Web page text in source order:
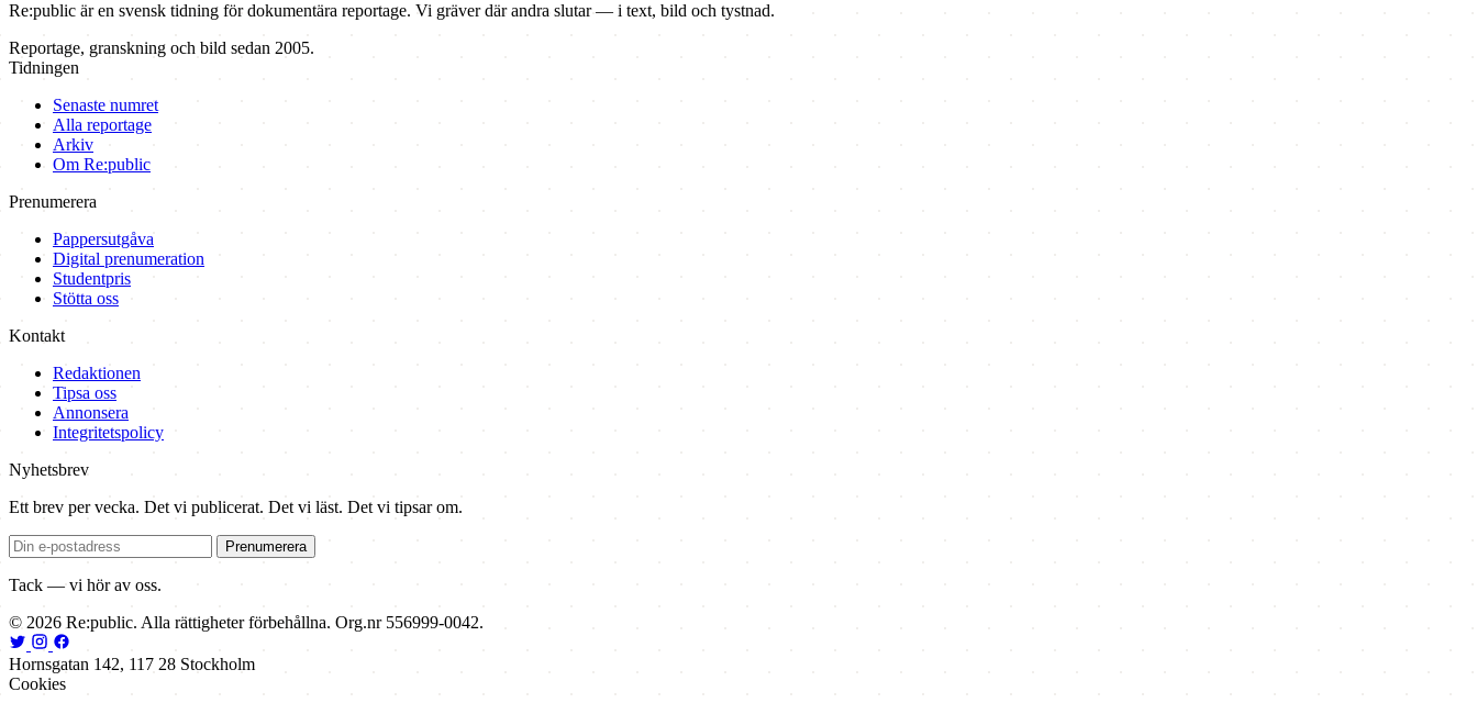
Re:public är en svensk tidning för dokumentära reportage. Vi gräver där andra slutar — i text, bild och tystnad.
Reportage, granskning och bild sedan 2005.
Tidningen
Senaste numret
Alla reportage
Arkiv
Om Re:public
Prenumerera
Pappersutgåva
Digital prenumeration
Studentpris
Stötta oss
Kontakt
Redaktionen
Tipsa oss
Annonsera
Integritetspolicy
Nyhetsbrev
Ett brev per vecka. Det vi publicerat. Det vi läst. Det vi tipsar om.
Prenumerera
Tack — vi hör av oss.
© 2026 Re:public. Alla rättigheter förbehållna. Org.nr 556999-0042.
Hornsgatan 142, 117 28 Stockholm
Cookies